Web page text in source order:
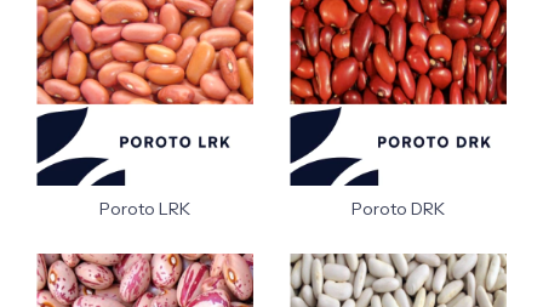
Poroto LRK Poroto DRK